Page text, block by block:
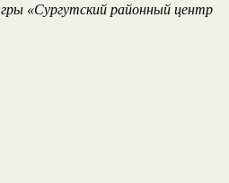
«Сургутский районный центр